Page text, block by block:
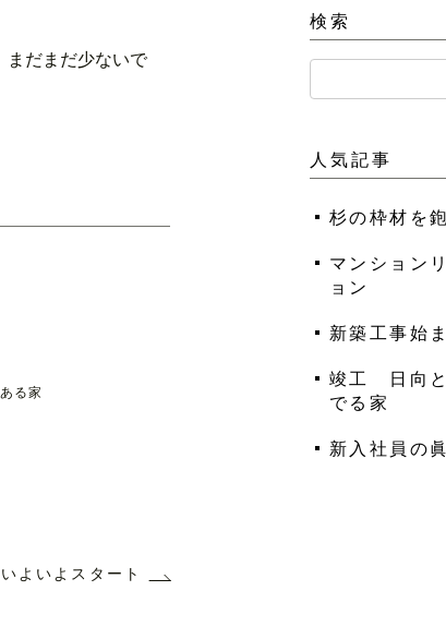
まだまだ少ないで
る家
いよいよスタート
検索
人気記事
杉の枠材を
マンション
ョン
新築工事始
竣工 日向
でる家
新入社員の